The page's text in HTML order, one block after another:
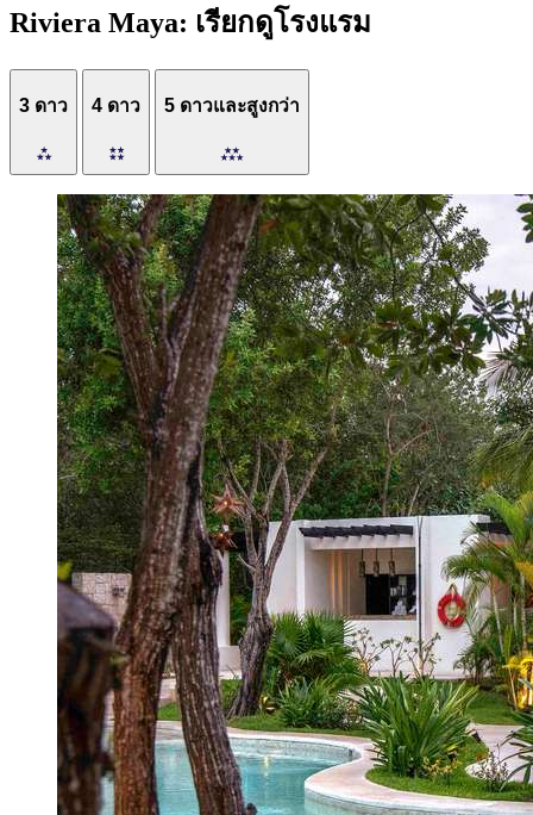
Riviera Maya: เรียกดูโรงแรม
3 ดาว 4 ดาว 5 ดาวและสูงกว่า